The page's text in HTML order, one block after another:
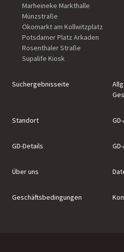
Marheineke Markthalle
Münzstraße
Ökomarkt am Kollwitzplatz
Potsdamer Platz Arkaden
Rosenthaler Straße
Supalife Kiosk
Suchergebnisseite
Standort
GD-Details
Über uns
Geschäftsbedingungen